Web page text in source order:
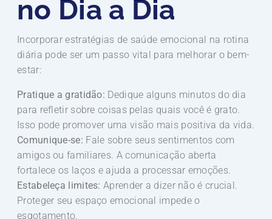
no Dia a Dia
Incorporar estratégias de saúde emocional na rotina
diária pode ser um passo vital para melhorar o bem-
estar:
Pratique a gratidão: Dedique alguns minutos do dia
para refletir sobre coisas pelas quais você é grato.
Isso pode promover uma visão mais positiva da vida.
Comunique-se: Fale sobre seus sentimentos com
amigos ou familiares. A comunicação aberta
fortalece os laços e ajuda a processar emoções.
Estabeleça limites: Aprender a dizer não é crucial.
Proteger seu espaço emocional impede o
esgotamento.